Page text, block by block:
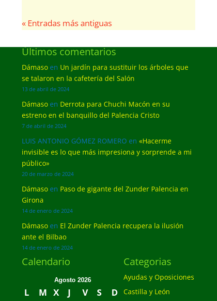
« Entradas más antiguas
Últimos comentarios
Dámasoen Un jardín para sustituir los árboles que
se talaron en la cafetería del Salón
13 de abril de 2024
Dámasoen Derrota para Chuchi Macón en su
estreno en el banquillo del Palencia Cristo
7 de abril de 2024
LUIS ANTONIO GÓMEZ ROMERO en «Hacerme
invisible es lo que más impresiona y sorprende a mi
público»
20 de marzo de 2024
Dámasoen Paso de gigante del Zunder Palencia en
Girona
14 de enero de 2024
Dámasoen El Zunder Palencia recupera la ilusión
ante el Bilbao
14 de enero de 2024
Calendario
Agosto 2026
L M X J V S
D
Categorias
Ayudas y Oposiciones
Castilla y León